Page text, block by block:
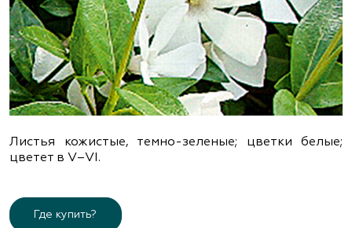
Листья кожистые, темно-зеленые; цветки белые;
цветет в V–VІ.
Где купить?